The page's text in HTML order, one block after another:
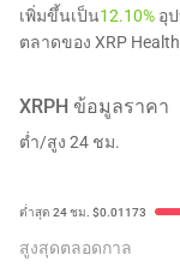
เพิ่มขึ้นเป็น12.10% อุ
ตลาดของ XRP
XRPH ข้อมูลราคา
ต่ำ/สูง 24 ชม.
สูงสุดตลอดกาล